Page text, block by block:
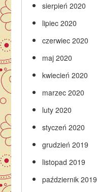
sierpień 2020
lipiec 2020
czerwiec 2020
maj 2020
kwiecień 2020
marzec 2020
luty 2020
styczeń 2020
grudzień 2019
listopad 2019
październik 2019